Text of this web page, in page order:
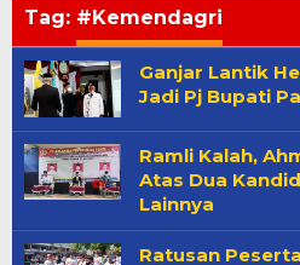
Tag: #Kemendagri
Ganjar Lantik
Jadi Pj Bupati
Ramli Kalah,
Atas Dua
Lainnya
Ratusan